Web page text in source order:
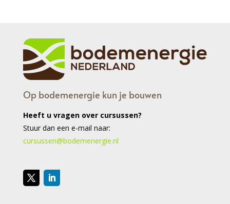
Op bodemenergie kun je bouwen
Heeft u vragen over cursussen?
Stuur dan een e-mail naar:
cursussen@bodemenergie.nl